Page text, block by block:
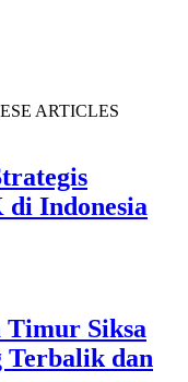
ARTICLES
di Indonesia
Timur Siksa
Terbalik dan